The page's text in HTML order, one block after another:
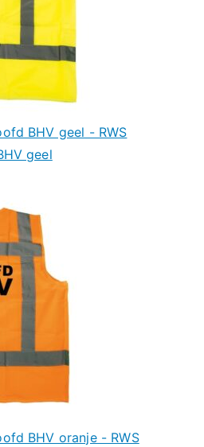
BHV geel - RWS
geel
BHV oranje - RWS